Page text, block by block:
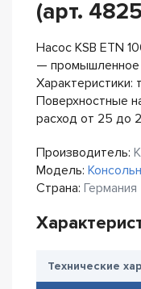
(арт.
Насос KSB ETN
— промышленное
Характеристики:
Поверхностные
расход от 25 до
Производитель:
Модель:
Страна: Германия
Технические